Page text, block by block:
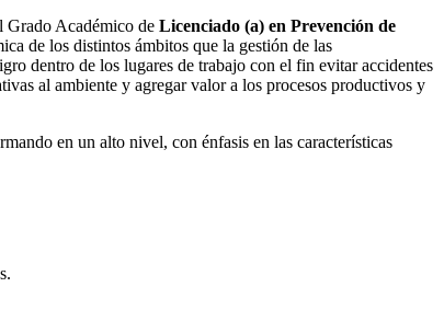
Grado Académico de Licenciado (a) en Prevención de
de los distintos ámbitos que la gestión de las
dentro de los lugares de trabajo con el fin evitar accidentes
al ambiente y agregar valor a los procesos productivos y
en un alto nivel, con énfasis en las características